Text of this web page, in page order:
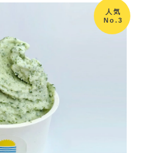
人気
No.3